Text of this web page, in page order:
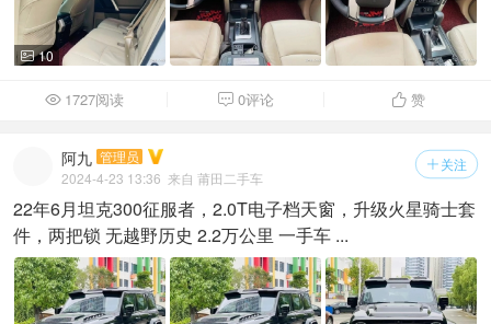
 10
 1727阅读  0评论  赞
 关注
阿九 管理员
2024-4-23 13:36 来自 莆田二手车
22年6月坦克300征服者，2.0T电子档天窗，升级火星骑士套
件，两把锁 无越野历史 2.2万公里 一手车 ...